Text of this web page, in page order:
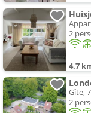
2
4.7
Gîte,
2